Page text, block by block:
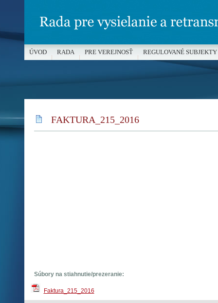
FAKTURA_215_2016
Súbory na stiahnutie/prezeranie:
Faktura_215_2016
ÚVOD RADA PRE VEREJNOSŤ REGULOVANÉ SUBJEKTY